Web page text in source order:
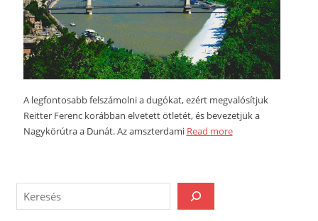
A legfontosabb felszámolni a dugókat, ezért megvalósítjuk
Reitter Ferenc korábban elvetett ötletét, és bevezetjük a
Nagykörútra a Dunát. Az amszterdami Read more